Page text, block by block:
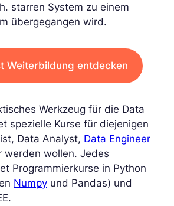
starren System zu einem
übergegangen wird.
Weiterbildung entdecken
Werkzeug für die Data
spezielle Kurse für diejenigen
Data Analyst, Data Engineer
werden wollen. Jedes
Programmierkurse in Python
Numpy und Pandas) und